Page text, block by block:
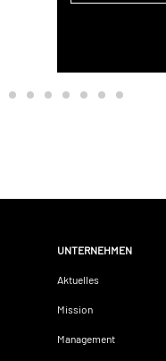
UNTERNEHMEN
Aktuelles
Mission
Management